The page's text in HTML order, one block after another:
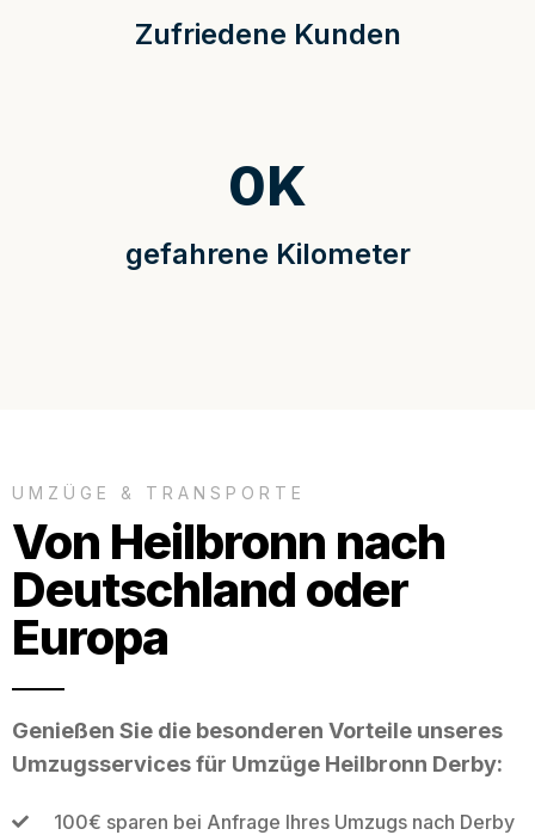
Zufriedene Kunden
gefahrene Kilometer
0K
UMZÜGE & TRANSPORTE
Von Heilbronn nach
Deutschland oder
Europa
Genießen Sie die besonderen Vorteile unseres
Umzugsservices für Umzüge Heilbronn Derby:
100€ sparen bei Anfrage Ihres Umzugs nach Derby